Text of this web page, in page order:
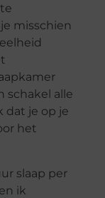
misschien
schakel alle
dat je op je
het
slaap per
ik